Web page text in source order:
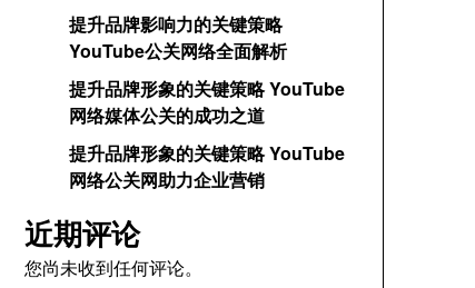
提升品牌影响力的关键策略
YouTube公关网络全面解析
提升品牌形象的关键策略 YouTube
网络媒体公关的成功之道
提升品牌形象的关键策略 YouTube
网络公关网助力企业营销
近期评论
您尚未收到任何评论。